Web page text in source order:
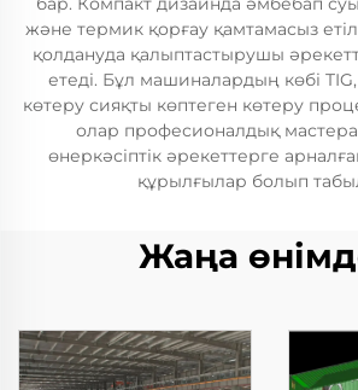
және термик қорғау қамтамасыз
қолдануда қалыптастырушы
етеді. Бұл машиналардың көбі
көтеру сияқты көптеген көтеру
олар професионалдық
өнеркәсіптік әрекеттерге
құрылғылар болып
Жаңа